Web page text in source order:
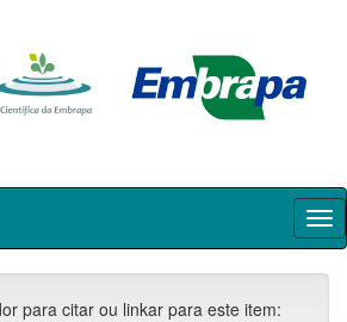
para citar ou linkar para este item: